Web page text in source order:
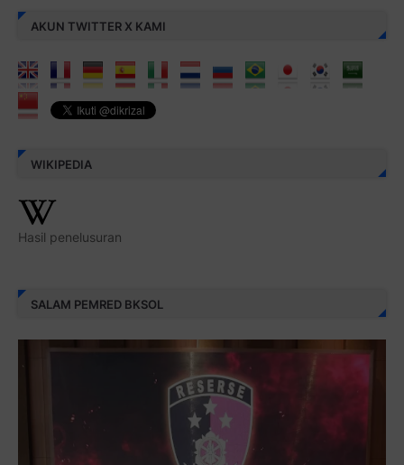
AKUN TWITTER X KAMI
WIKIPEDIA
Hasil penelusuran
SALAM PEMRED BKSOL